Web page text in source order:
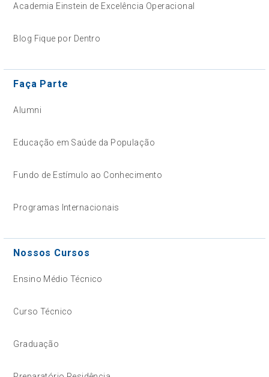
Academia Einstein de Excelência Operacional
Blog Fique por Dentro
Faça Parte
Alumni
Educação em Saúde da População
Fundo de Estímulo ao Conhecimento
Programas Internacionais
Nossos Cursos
Ensino Médio Técnico
Curso Técnico
Graduação